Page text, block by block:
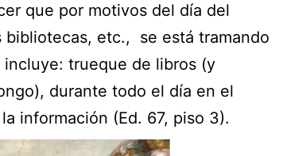
que por motivos del día del
etc., se está tramando
trueque de libros (y
durante todo el día en el
información (Ed. 67, piso 3).